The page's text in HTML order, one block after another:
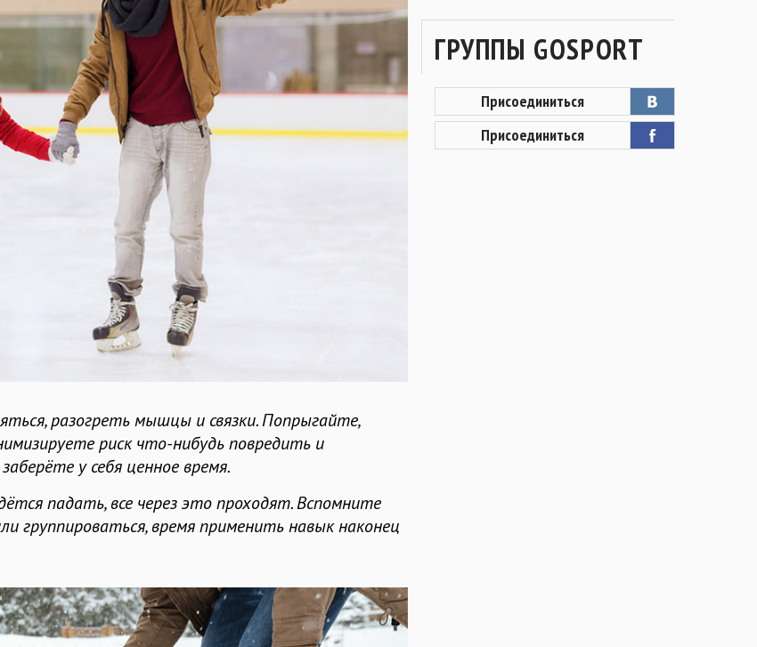
разогреть мышцы и связки. Попрыгайте,
риск что-нибудь повредить и
у себя ценное время.
падать, все через это проходят. Вспомните
группироваться, время применить навык наконец
ГРУППЫ GOSPORT
Присоединиться
Присоединиться